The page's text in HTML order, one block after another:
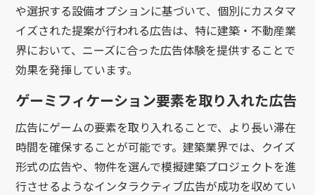
や選択する設備オプションに基づいて、個別にカスタマ
イズされた提案が行われる広告は、特に建築・不動産業
界において、ニーズに合った広告体験を提供することで
効果を発揮しています。
ゲーミフィケーション要素を取り入れた広告
広告にゲームの要素を取り入れることで、より長い滞在
時間を確保することが可能です。建築業界では、クイズ
形式の広告や、物件を選んで模擬建築プロジェクトを進
行させるようなインタラクティブ広告が成功を収めてい